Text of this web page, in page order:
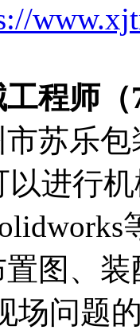
程师（
苏乐
进行
图、
场问题